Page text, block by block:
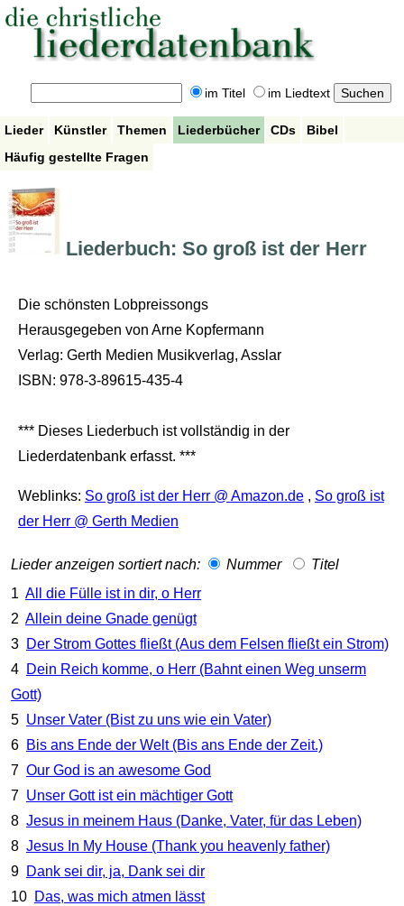
im Titel im Liedtext
Lieder Künstler Themen Liederbücher CDs
Bibel
Häufig gestellte Fragen
Liederbuch: So groß ist der Herr
Die schönsten Lobpreissongs
Herausgegeben von Arne Kopfermann
Verlag: Gerth Medien Musikverlag, Asslar
ISBN: 978-3-89615-435-4
*** Dieses Liederbuch ist vollständig in der
Liederdatenbank erfasst. ***
Weblinks: So groß ist der Herr @ Amazon.de, So groß ist
der Herr @ Gerth Medien
Lieder anzeigen sortiert nach: Nummer
Titel
1 All die Fülle ist in dir, o Herr
2 Allein deine Gnade genügt
3 Der Strom Gottes fließt (Aus dem Felsen fließt ein Strom)
4 Dein Reich komme, o Herr (Bahnt einen Weg unserm
Gott)
5 Unser Vater (Bist zu uns wie ein Vater)
6 Bis ans Ende der Welt (Bis ans Ende der Zeit.)
7 Our God is an awesome God
7 Unser Gott ist ein mächtiger Gott
8 Jesus in meinem Haus (Danke, Vater, für das Leben)
8 Jesus In My House (Thank you heavenly father)
9 Dank sei dir, ja, Dank sei dir
10 Das, was mich atmen lässt